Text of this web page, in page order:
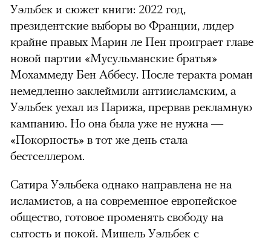
Уэльбек и сюжет книги: 2022 год,
президентские выборы во Франции, лидер
крайне правых Марин ле Пен проиграет главе
новой партии «Мусульманские братья»
Мохаммеду Бен Аббесу. После теракта роман
немедленно заклеймили антиисламским, а
Уэльбек уехал из Парижа, прервав рекламную
кампанию. Но она была уже не нужна —
«Покорность» в тот же день стала
бестселлером.
Сатира Уэльбека однако направлена не на
исламистов, а на современное европейское
общество, готовое променять свободу на
сытость и покой. Мишель Уэльбек с